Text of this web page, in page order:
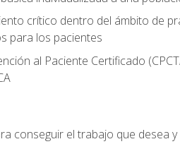
crítico dentro del ámbito de
para los pacientes
al Paciente Certificado
conseguir el trabajo que desea